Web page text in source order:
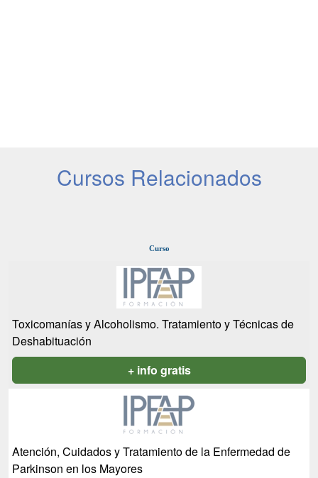
Cursos Relacionados
Curso
Toxicomanías y Alcoholismo. Tratamiento y Técnicas de
Deshabituación
+ info gratis
Atención, Cuidados y Tratamiento de la Enfermedad de
Parkinson en los Mayores